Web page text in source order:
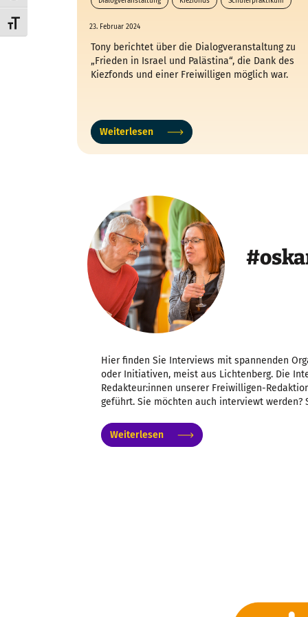
Schrift vergrößern 23. Februar 2024
Tony berichtet über die Dialogveranstaltung zu
„Frieden in Israel und Palästina“, die Dank des
Kiezfonds und einer Freiwilligen möglich war.
Weiterlesen
Hier finden Sie Interviews mit spannenden
oder Initiativen, meist aus Lichtenberg. Die
Redakteur:innen unserer Freiwilligen-
geführt. Sie möchten auch interviewt werden?
Weiterlesen